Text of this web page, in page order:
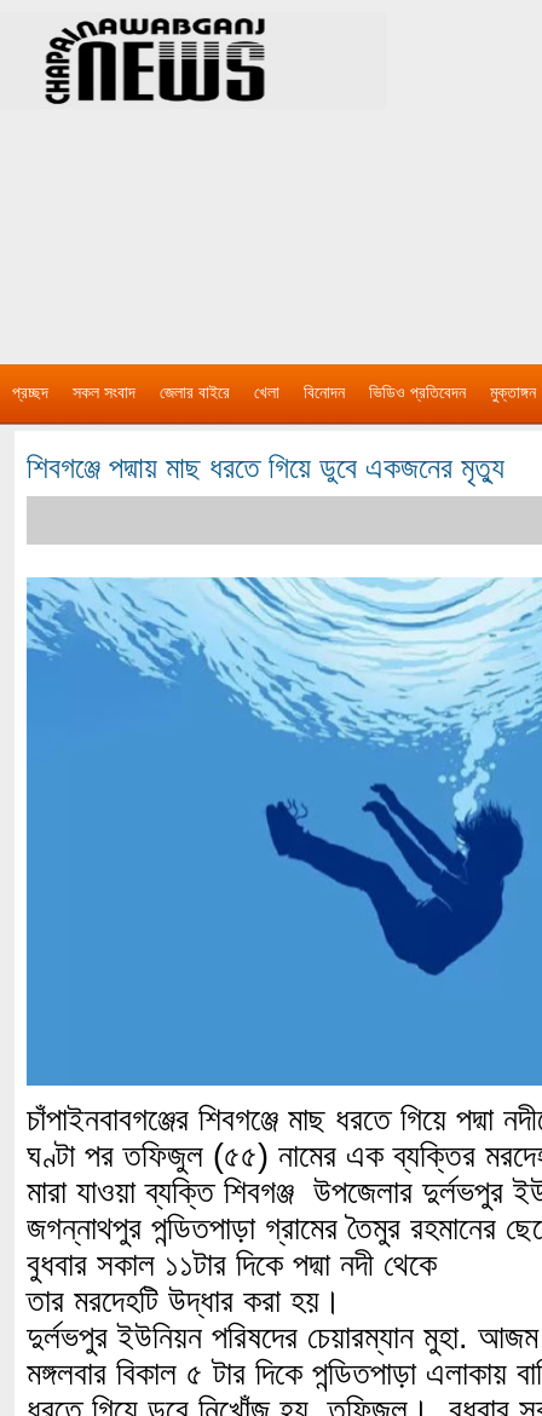
প্রচ্ছদ সকল সংবাদ জেলার বাইরে খেলা বিনোদন ভিডিও প্রতিবেদন মুক্তাঙ্গন
শিবগঞ্জে পদ্মায় মাছ ধরতে গিয়ে ডুবে একজনের মৃত্যু
চাঁপাইনবাবগঞ্জের শিবগঞ্জে মাছ ধরতে গিয়ে পদ্মা
ঘণ্টা পর তফিজুল (৫৫) নামের এক ব্যক্তির
মারা যাওয়া ব্যক্তি শিবগঞ্জ উপজেলার দুর্লভপুর
জগন্নাথপুর পন্ডিতপাড়া গ্রামের তৈমুর রহমানের
বুধবার সকাল ১১টার দিকে পদ্মা নদী থেকে
তার মরদেহটি উদ্ধার করা হয়।
দুর্লভপুর ইউনিয়ন পরিষদের চেয়ারম্যান মুহা.
মঙ্গলবার বিকাল ৫ টার দিকে পন্ডিতপাড়া এলাকায়